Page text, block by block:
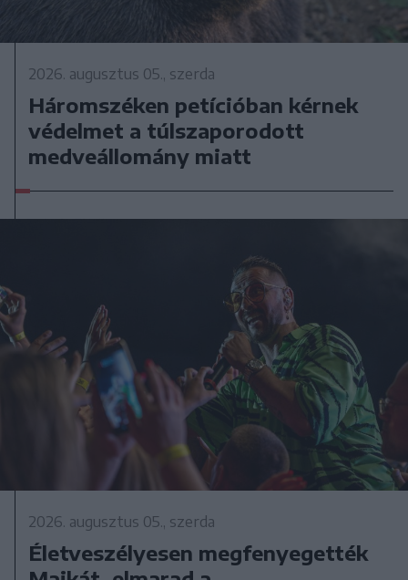
2026. augusztus 05., szerda
Háromszéken petícióban kérnek
védelmet a túlszaporodott
medveállomány miatt
2026. augusztus 05., szerda
Életveszélyesen megfenyegették